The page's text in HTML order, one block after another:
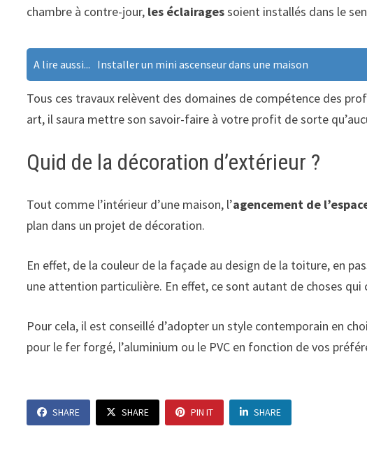
chambre à contre-jour, les éclairagessoient installés dans le
A lire aussi... Installer un mini ascenseur dans une maison
Tous ces travaux relèvent des domaines de compétence des
art, il saura mettre son savoir-faire à votre profit de sorte
Quid de la décoration d’extérieur ?
Tout comme l’intérieur d’une maison, l’agencement de
plan dans un projet de décoration.
En effet, de la couleur de la façade au design de la toiture, en
une attention particulière. En effet, ce sont autant de choses
Pour cela, il est conseillé d’adopter un style contemporain en
pour le fer forgé, l’aluminium ou le PVC en fonction de vos
SHARE SHARE PIN IT SHARE